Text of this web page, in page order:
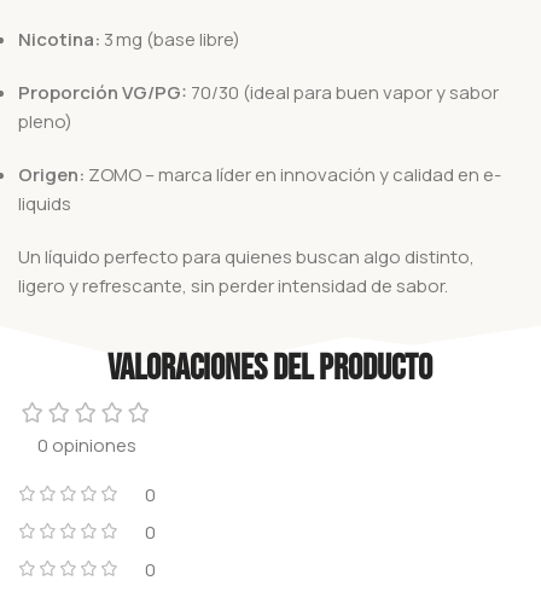
Nicotina: 3 mg (base libre)
Proporción VG/PG: 70/30 (ideal para buen vapor y sabor
pleno)
Origen: ZOMO – marca líder en innovación y calidad en e-
liquids
Un líquido perfecto para quienes buscan algo distinto,
ligero y refrescante, sin perder intensidad de sabor.
Valoraciones del producto
0 opiniones
0
0
0